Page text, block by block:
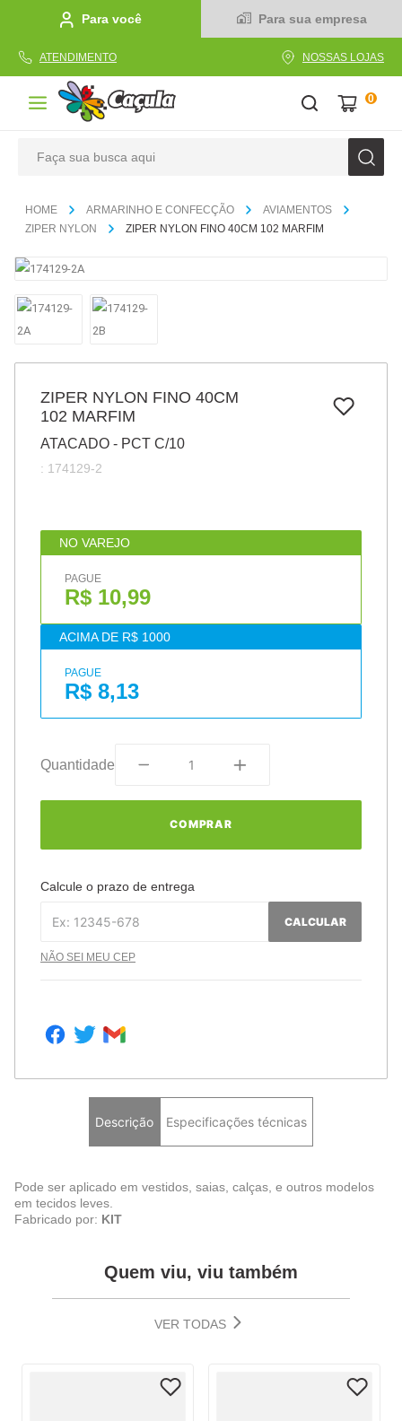
Para você Para sua empresa
ATENDIMENTO NOSSAS LOJAS
0
ARMARINHO E CONFECÇÃO
AVIAMENTOS
ZIPER NYLON
ZIPER NYLON FINO 40CM 102 MARFIM
ZIPER NYLON FINO 40CM
102 MARFIM
ATACADO - PCT C/10
: 174129-2
NO VAREJO
PAGUE
R$ 10,99
ACIMA DE R$ 1000
PAGUE
R$ 8,13
Quantidade
COMPRAR
Calcule o prazo de entrega
CALCULAR
NÃO SEI MEU CEP
Descrição Especificações técnicas
Pode ser aplicado em vestidos, saias, calças, e outros modelos
em tecidos leves.
Fabricado por: KIT
Quem viu, viu também
VER TODAS
1º caderno
2
pincel
cola
barbante